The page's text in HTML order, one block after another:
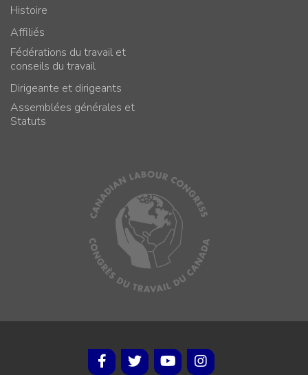
Histoire
Affiliés
Fédérations du travail et
conseils du travail
Dirigeante et dirigeants
Assemblées générales et
Statuts